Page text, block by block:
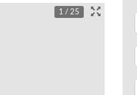
1 / 25